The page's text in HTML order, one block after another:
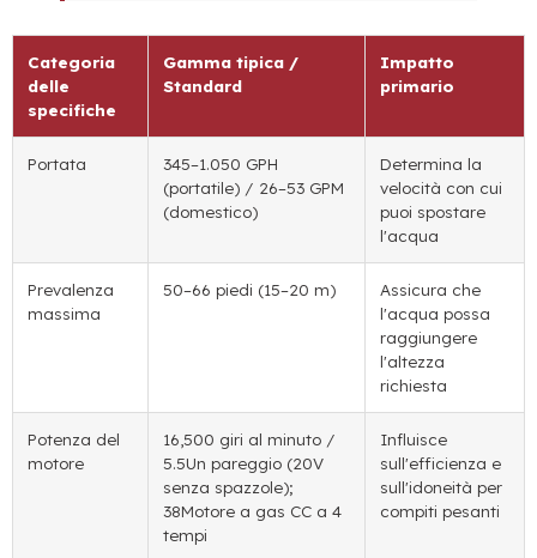
Categoria
delle
specifiche
Gamma tipica /
Standard
Impatto
primario
Portata
345–1.050 GPH
(portatile) / 26–53 GPM
(domestico)
Determina la
velocità con cui
puoi spostare
l'acqua
Prevalenza
massima
50–66 piedi (15–20 m)
Assicura che
l'acqua possa
raggiungere
l'altezza
richiesta
Potenza del
motore
16,500 giri al minuto /
5.5Un pareggio (20V
senza spazzole);
38Motore a gas CC a 4
tempi
Influisce
sull'efficienza e
sull'idoneità per
compiti pesanti